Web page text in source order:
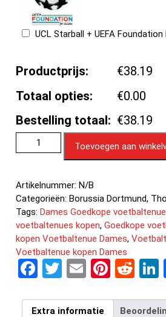
UCL Starball + UEFA
Productprijs:
€38.19
Totaal opties:
€0.00
Bestelling totaal: €38.19
Toevoegen aan
Artikelnummer:N/B
Categorieën:Borussia Dortmund,
Tags:Dames Goedkope
voetbaltenues kopen,Goedkope
kopen Voetbaltenue Dames,
Voetbaltenue kopen Dames
F
ce
T
tt
E
ail
Pi
er
R
d
Extra informatie